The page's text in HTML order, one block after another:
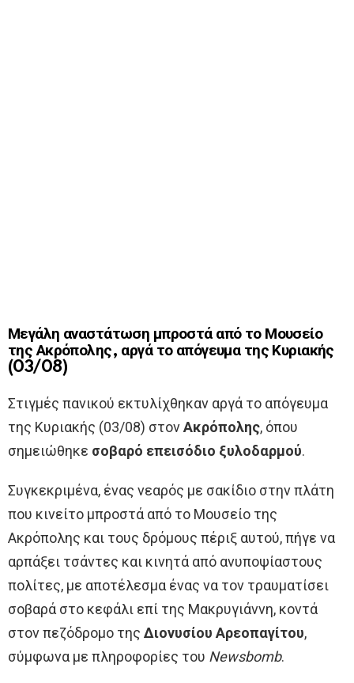
Μεγάλη αναστάτωση μπροστά από το Μουσείο
της Ακρόπολης, αργά το απόγευμα της Κυριακής
(03/08)
Στιγμές πανικού εκτυλίχθηκαν αργά το απόγευμα
της Κυριακής (03/08) στονΑκρόπολης, όπου
σημειώθηκε σοβαρό επεισόδιο ξυλοδαρμού.
Συγκεκριμένα, ένας νεαρός με σακίδιο στην πλάτη
που κινείτο μπροστά από το Μουσείο της
Ακρόπολης και τους δρόμους πέριξ αυτού, πήγε να
αρπάξει τσάντες και κινητά από ανυποψίαστους
πολίτες, με αποτέλεσμα ένας να τον τραυματίσει
σοβαρά στο κεφάλι επί της Μακρυγιάννη, κοντά
στον πεζόδρομο της Διονυσίου Αρεοπαγίτου,
σύμφωνα με πληροφορίες του Newsbomb.